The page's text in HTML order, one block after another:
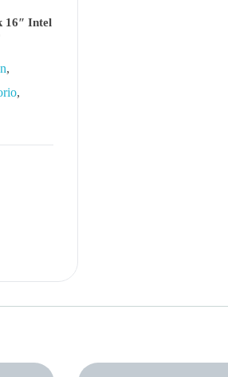
16″ Intel
,
,